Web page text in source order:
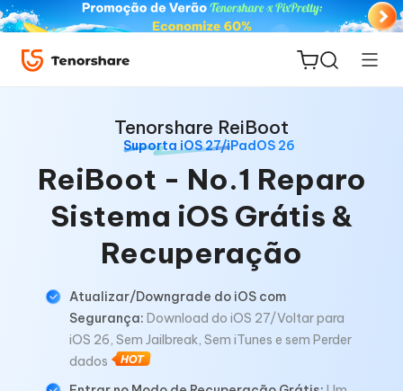
ReiBoot
PDNob
PDF
Editor
Novo
iAnyGo
Tenorshare ReiBoot
Suporta iOS 27/iPadOS 26
ReiBoot - No.1 Reparo
Sistema iOS Grátis &
Recuperação
Atualizar/Downgrade do iOS com
Segurança: Download do iOS 27/Voltar para
iOS 26, Sem Jailbreak, Sem iTunes e sem Perder
dados